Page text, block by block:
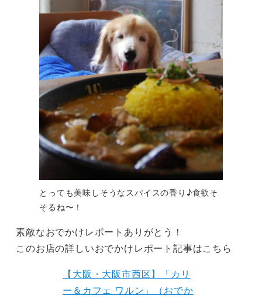
とっても美味しそうなスパイスの香り♪食欲そ
そるね〜！
素敵なおでかけレポートありがとう！
このお店の詳しいおでかけレポート記事はこちら
【大阪・大阪市西区】「カリ
ー＆カフェ ワルン」（おでか